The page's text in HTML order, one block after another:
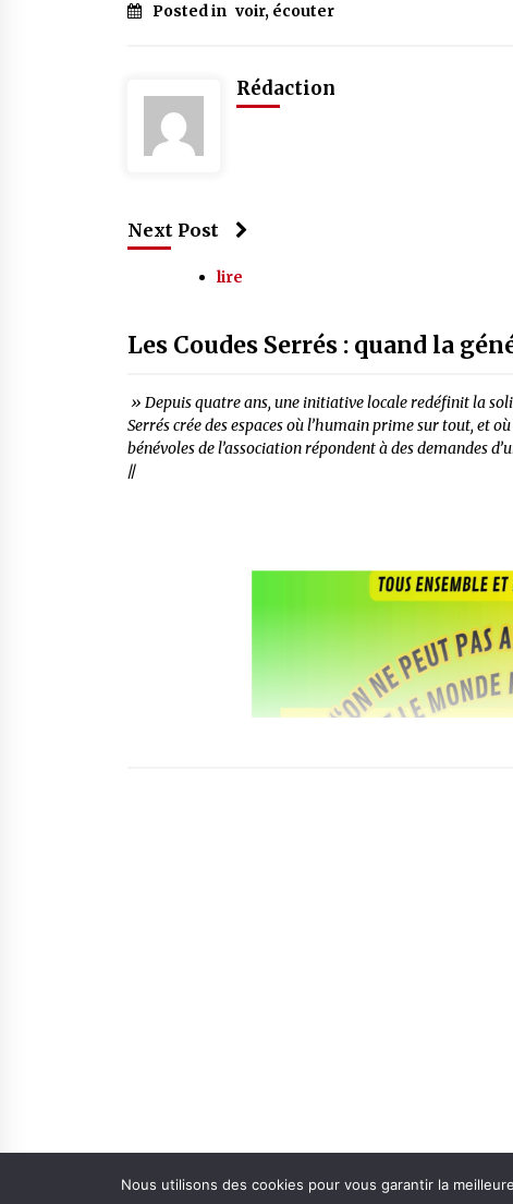
Posted in voir, écouter
Rédaction
Next Post
lire
Les Coudes Serrés : quand la
» Depuis quatre ans, une initiative locale redéfinit la
Serrés crée des espaces où l’humain prime sur tout, et
bénévoles de l’association répondent à des demandes
//
Nous utilisons des cookies pour vous garantir la